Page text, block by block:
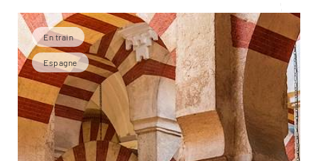
En train
Espagne